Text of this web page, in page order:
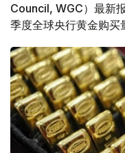
Council, WGC）最新
季度全球央行黄金购买